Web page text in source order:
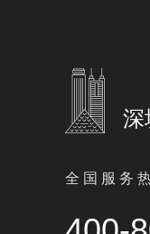
深
全 国 服 务